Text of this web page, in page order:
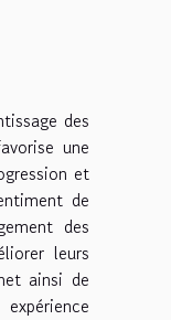
des
une
et
de
des
leurs
ainsi de